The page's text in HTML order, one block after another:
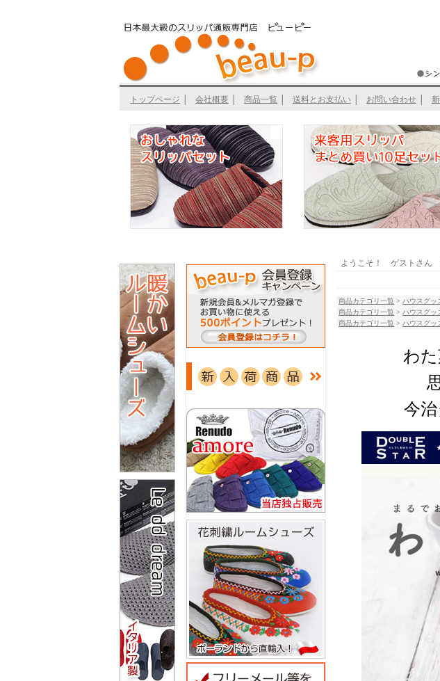
トップページ 会社概要 商品一覧 送料とお支払い お問い合わせ
ようこそ！ ゲストさん
商品カテゴリ一覧 > ハウスグッ
商品カテゴリ一覧 > ハウスグッ
商品カテゴリ一覧 > ハウスグッ
わ
今